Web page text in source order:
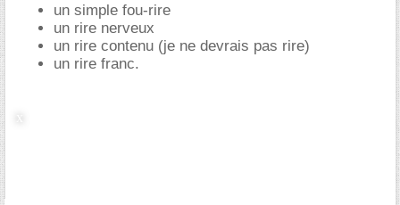
un simple fou-rire
un rire nerveux
un rire contenu (je ne devrais pas rire)
un rire franc.